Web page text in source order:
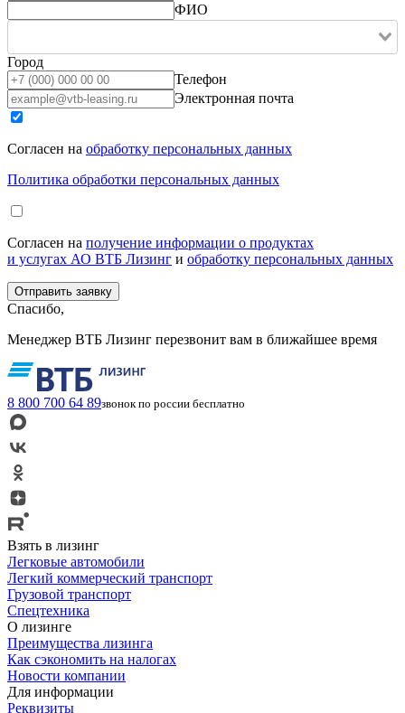
ФИО
Город
Телефон
Электронная почта
Согласен на обработку персональных данных
Политика обработки персональных данных
Согласен на получение информации о продуктах
и услугах АО ВТБ Лизинг и обработку персональных данных
Спасибо,
Менеджер ВТБ Лизинг перезвонит вам в ближайшее время
8 800 700 64 89звонок по россии бесплатно
Взять в лизинг
Легковые автомобили
Легкий коммерческий транспорт
Грузовой транспорт
Спецтехника
О лизинге
Преимущества лизинга
Как сэкономить на налогах
Новости компании
Для информации
Реквизиты